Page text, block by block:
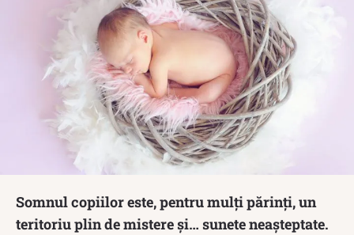
Somnul copiilor este, pentru mulți părinți, un
teritoriu plin de mistere și… sunete neașteptate.